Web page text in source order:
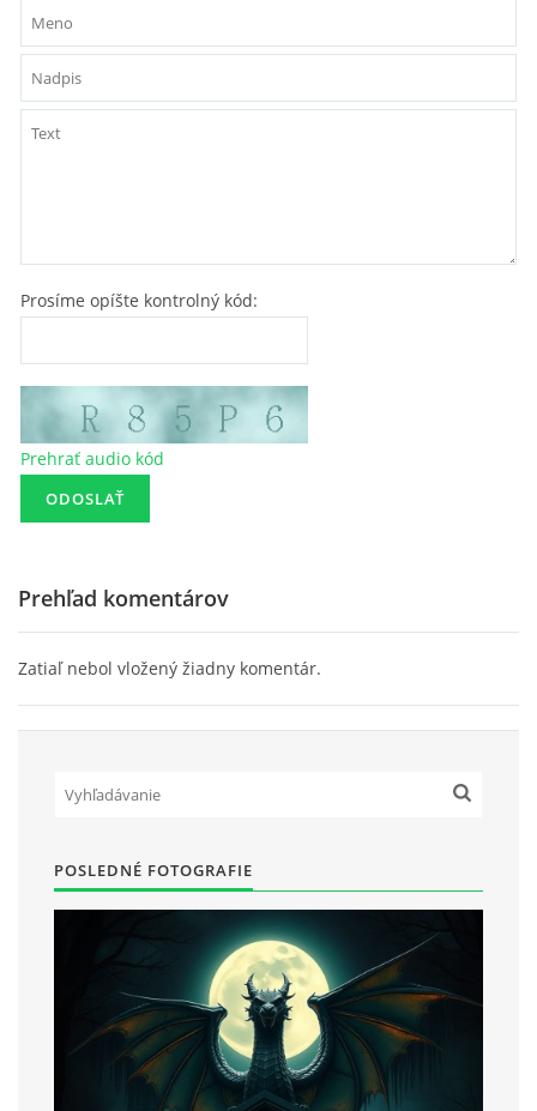
Prosíme opíšte kontrolný kód:
Prehrať audio kód
Prehľad komentárov
Zatiaľ nebol vložený žiadny komentár.
POSLEDNÉ FOTOGRAFIE